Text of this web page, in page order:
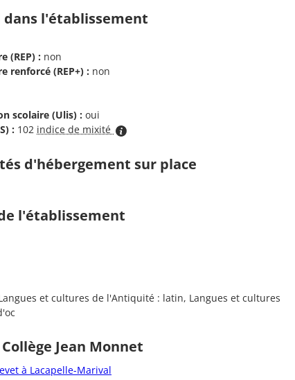
l'établissement
(REP) : non
renforcé (REP+) : non
scolaire (Ulis) : oui
: 102 indice de mixité
d'hébergement sur place
l'établissement
et cultures de l'Antiquité : latin, Langues et cultures
Jean Monnet
à Lacapelle-Marival